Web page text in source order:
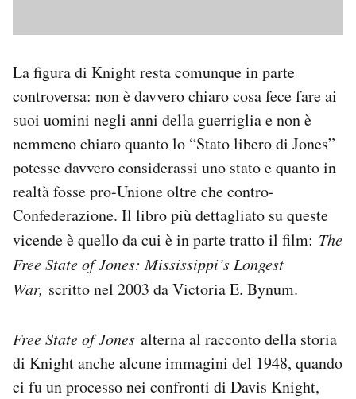
La figura di Knight resta comunque in parte
controversa: non è davvero chiaro cosa fece fare ai
suoi uomini negli anni della guerriglia e non è
nemmeno chiaro quanto lo “Stato libero di Jones”
potesse davvero considerassi uno stato e quanto in
realtà fosse pro-Unione oltre che contro-
Confederazione. Il libro più dettagliato su queste
vicende è quello da cui è in parte tratto il film: The
Free State of Jones: Mississippi’s Longest
War, scritto nel 2003 da Victoria E. Bynum.
Free State of Jones alterna al racconto della storia
di Knight anche alcune immagini del 1948, quando
ci fu un processo nei confronti di Davis Knight,